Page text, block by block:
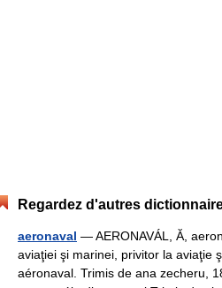
Regardez d'autres
aeronaval — AERONAVÁL, Ă,
aviaţiei şi marinei, privitor la aviaţie
aéronaval. Trimis de ana zecheru,